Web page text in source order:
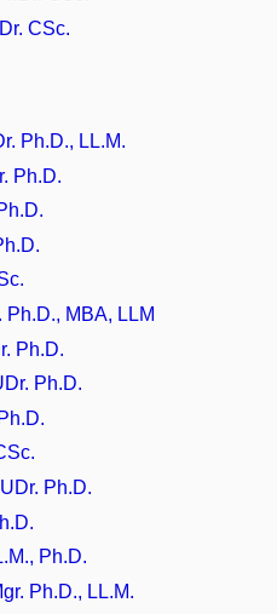
CSc.
Ph.D., LL.M.
Ph.D.
MBA, LLM
Ph.D.
Ph.D.
Ph.D.
Ph.D.
Ph.D., LL.M.